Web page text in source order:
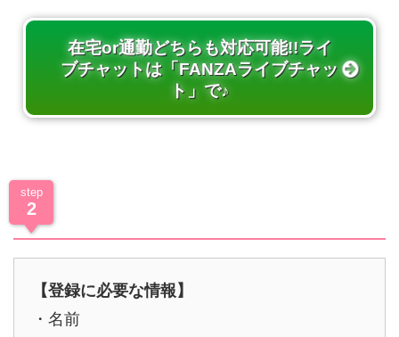
在宅or通勤どちらも対応可能!!ライ
ブチャットは「FANZAライブチャッ
ト」で♪
step
2
【登録に必要な情報】
・名前